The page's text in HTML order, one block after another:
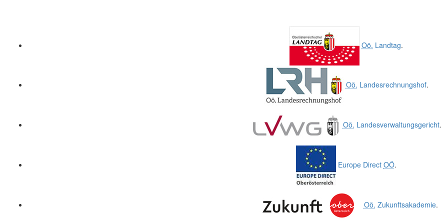
Oö. Landtag.
Oö. Landesrechnungshof.
Oö. Landesverwaltungsgericht.
Europe Direct OÖ.
Oö. Zukunftsakademie.